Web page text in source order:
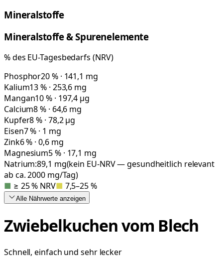
Mineralstoffe
Mineralstoffe & Spurenelemente
% des EU-Tagesbedarfs (NRV)
Phosphor20 % · 141,1 mg
Kalium13 % · 253,6 mg
Mangan10 % · 197,4 µg
Calcium8 % · 64,6 mg
Kupfer8 % · 78,2 µg
Eisen7 % · 1 mg
Zink6 % · 0,6 mg
Magnesium5 % · 17,1 mg
Natrium:89,1 mg(kein EU-NRV — gesundheitlich relevant
ab ca. 2000 mg/Tag)
■ ≥ 25 % NRV■ 7,5–25 %
Alle Nährwerte anzeigen
Zwiebelkuchen vom Blech
Schnell, einfach und sehr lecker